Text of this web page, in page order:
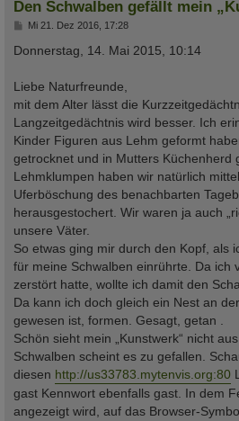
Den Schwalben gefällt mein
B
i
a
g
Mi 21. Dez 2016, 17:28
Donnerstag, 14. Mai 2015, 10:14
Liebe Naturfreunde,
mit dem Alter lässt die
Langzeitgedächtnis wird besser. Ich
Kinder Figuren aus Lehm geformt
getrocknet und in Mutters Küchenherd
Lehmklumpen haben wir natürlich
Uferböschung des benachbarten
herausgestochert. Wir waren ja auch
unsere Väter.
So etwas ging mir durch den Kopf, als
für meine Schwalben einrührte. Da ich
zerstört hatte, wollte ich damit den
Da kann ich doch gleich ein Nest an
gewesen ist, formen. Gesagt, getan .
Schön sieht mein „Kunstwerk“ nicht
Schwalben scheint es zu gefallen.
diesen http://us33783.mytenvis.org:80
gast Kennwort ebenfalls gast. In dem
angezeigt wird, auf das Browser-